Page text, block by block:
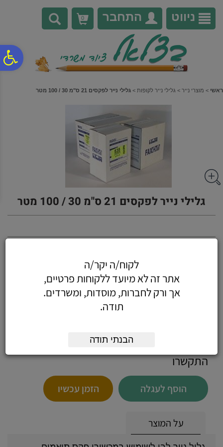
נגישות
אתר
המרכזי
ניווט התחבר 0
ראשי > מוצרי נייר > גלילי נייר לקופות > גלילי נייר לפקסים 21 ס"מ 30 / 100 מטר
גלילי נייר לפקסים 21 ס"מ 30 / 100 מטר
גלילי נייר לפקסים 21 ס"מ
מק"ט
200111
כמות:
התקשרו
הוסף לעגלה הזמן עכשיו
על המוצר
לקוח/ה יקר/ה
אתר זה לא מיועד ללקוחות פרטיים,
אך ורק לחברות, מוסדות, ומשרדים.
תודה.
הבנתי תודה